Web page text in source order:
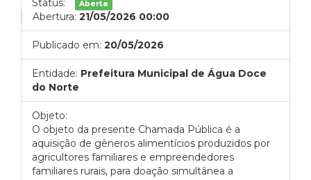
Status: Aberta
Abertura: 21/05/2026 00:00
Publicado em: 20/05/2026
Entidade: Prefeitura Municipal de Água Doce
do Norte
Objeto:
O objeto da presente Chamada Pública é a
aquisição de gêneros alimentícios produzidos por
agricultores familiares e empreendedores
familiares rurais, para doação simultânea a